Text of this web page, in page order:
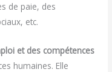
de paie, des
etc.
et des compétences
humaines. Elle